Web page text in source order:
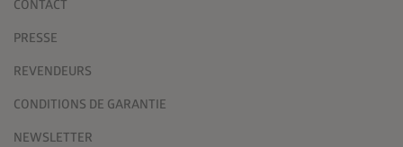
CONTACT
PRESSE
REVENDEURS
CONDITIONS DE GARANTIE
NEWSLETTER